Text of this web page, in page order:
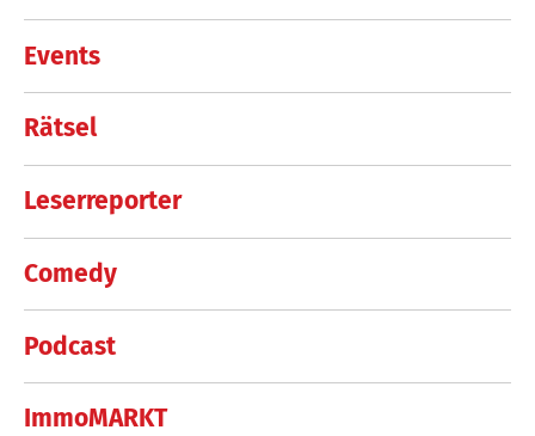
Events
Rätsel
Leserreporter
Comedy
Podcast
ImmoMARKT